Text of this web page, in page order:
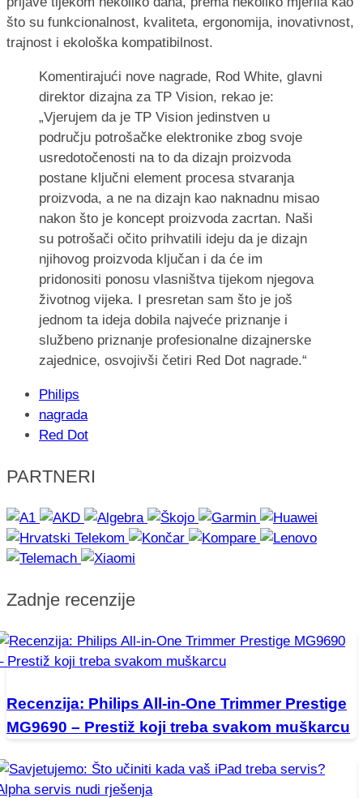
što su funkcionalnost, kvaliteta, ergonomija, inovativnost,
trajnost i ekološka kompatibilnost.
Komentirajući nove nagrade, Rod White, glavni
direktor dizajna za TP Vision, rekao je:
„Vjerujem da je TP Vision jedinstven u
području potrošačke elektronike zbog svoje
usredotočenosti na to da dizajn proizvoda
postane ključni element procesa stvaranja
proizvoda, a ne na dizajn kao naknadnu misao
nakon što je koncept proizvoda zacrtan. Naši
su potrošači očito prihvatili ideju da je dizajn
njihovog proizvoda ključan i da će im
pridonositi ponosu vlasništva tijekom njegova
životnog vijeka. I presretan sam što je još
jednom ta ideja dobila najveće priznanje i
službeno priznanje profesionalne dizajnerske
zajednice, osvojivši četiri Red Dot nagrade.“
Philips
nagrada
Red Dot
PARTNERI
Zadnje recenzije
Recenzija: Philips All-in-One Trimmer Prestige
MG9690 – Prestiž koji treba svakom muškarcu